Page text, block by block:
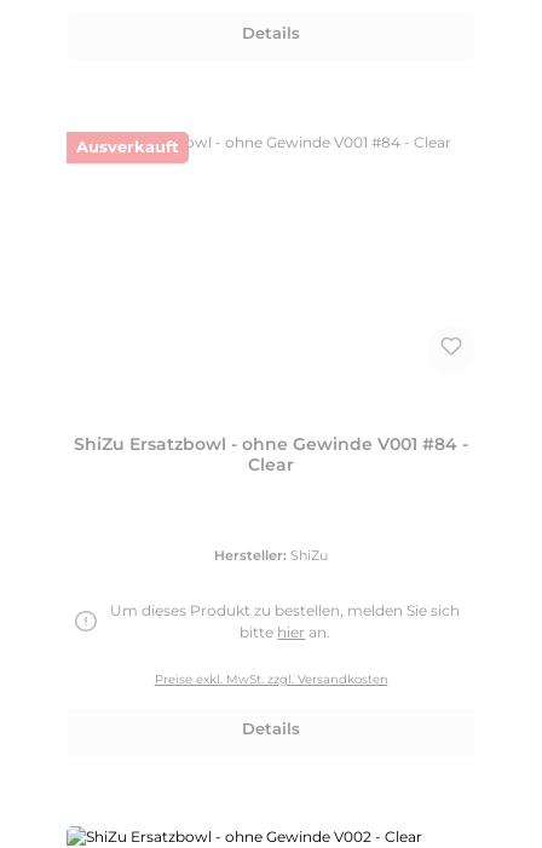
Details
Ausverkauft
ShiZu Ersatzbowl - ohne Gewinde V001 #84 -
Clear
Hersteller: ShiZu
Um dieses Produkt zu bestellen, melden Sie sich
bitte hier an.
Preise exkl. MwSt. zzgl. Versandkosten
Details